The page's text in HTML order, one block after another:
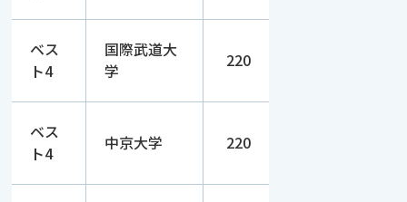
ベス
ト4
国際武道大
学
220
ベス
ト4
中京大学 220